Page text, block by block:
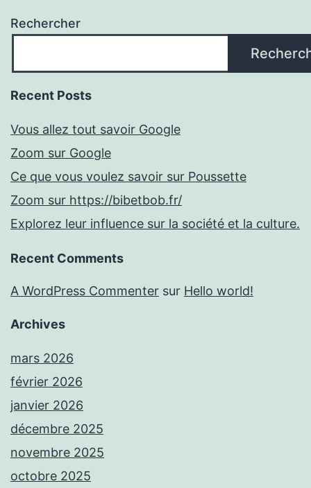
Rechercher
Recent Posts
Vous allez tout savoir Google
Zoom sur Google
Ce que vous voulez savoir sur Poussette
Zoom sur https://bibetbob.fr/
Explorez leur influence sur la société et la culture.
Recent Comments
A WordPress Commenter sur Hello world!
Archives
mars 2026
février 2026
janvier 2026
décembre 2025
novembre 2025
octobre 2025